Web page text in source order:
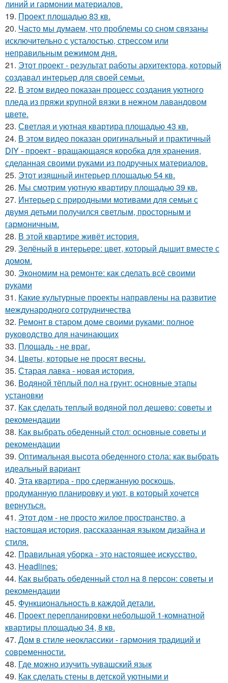
линий и гармонии материалов.
19. Проект площадью 83 кв.
20. Часто мы думаем, что проблемы со сном связаны
исключительно с усталостью, стрессом или
неправильным режимом дня.
21. Этот проект - результат работы архитектора, который
создавал интерьер для своей семьи.
22. В этом видео показан процесс создания уютного
пледа из пряжи крупной вязки в нежном лавандовом
цвете.
23. Светлая и уютная квартира площадью 43 кв.
24. В этом видео показан оригинальный и практичный
DIY - проект - вращающаяся коробка для хранения,
сделанная своими руками из подручных материалов.
25. Этот изящный интерьер площадью 54 кв.
26. Мы смотрим уютную квартиру площадью 39 кв.
27. Интерьер с природными мотивами для семьи с
двумя детьми получился светлым, просторным и
гармоничным.
28. В этой квартире живёт история.
29. Зелёный в интерьере: цвет, который дышит вместе с
домом.
30. Экономим на ремонте: как сделать всё своими
руками
31. Какие культурные проекты направлены на развитие
международного сотрудничества
32. Ремонт в старом доме своими руками: полное
руководство для начинающих
33. Площадь - не враг.
34. Цветы, которые не просят весны.
35. Старая лавка - новая история.
36. Водяной тёплый пол на грунт: основные этапы
установки
37. Как сделать теплый водяной пол дешево: советы и
рекомендации
38. Как выбрать обеденный стол: основные советы и
рекомендации
39. Оптимальная высота обеденного стола: как выбрать
идеальный вариант
40. Эта квартира - про сдержанную роскошь,
продуманную планировку и уют, в который хочется
вернуться.
41. Этот дом - не просто жилое пространство, а
настоящая история, рассказанная языком дизайна и
стиля.
42. Правильная уборка - это настоящее искусство.
43. Headlines:
44. Как выбрать обеденный стол на 8 персон: советы и
рекомендации
45. Функциональность в каждой детали.
46. Проект перепланировки небольшой 1-комнатной
квартиры площадью 34, 8 кв.
47. Дом в стиле неоклассики - гармония традиций и
современности.
48. Где можно изучить чувашский язык
49. Как сделать стены в детской уютными и